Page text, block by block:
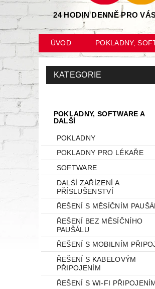
24 HODIN DENNĚ PRO
ÚVOD POKLADNY,
KATEGORIE
POKLADNY, SOFTWARE A
DALŠÍ
POKLADNY
POKLADNY PRO LÉKAŘE
SOFTWARE
DALŚÍ ZAŘÍZENÍ A
PŘÍSLUŠENSTVÍ
ŘEŠENÍ S MĚSÍČNÍM
ŘEŠENÍ BEZ MĚSÍČNÍHO
PAUŠÁLU
ŘEŠENÍ S MOBILNÍM
ŘEŠENÍ S KABELOVÝM
PŘIPOJENÍM
ŘEŠENÍ S WI-FI